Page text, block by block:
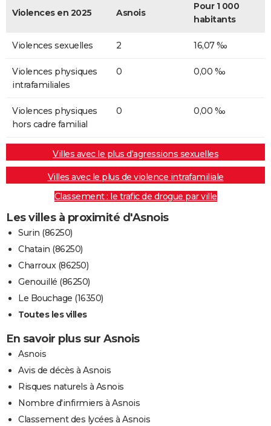
Violences en 2025 Asnois
Pour 1 000
habitants
Violences sexuelles 2 16,07 ‰
Violences physiques
intrafamiliales
0 0,00 ‰
Violences physiques
hors cadre familial
0 0,00 ‰
Villes avec le plus d'agressions sexuelles
Villes avec le plus de violence intrafamiliale
Classement : le trafic de drogue par ville
Les villes à proximité d'Asnois
Surin (86250)
Chatain (86250)
Charroux (86250)
Genouillé (86250)
Le Bouchage (16350)
Toutes les villes
En savoir plus sur Asnois
Asnois
Avis de décès à Asnois
Risques naturels à Asnois
Nombre d'infirmiers à Asnois
Classement des lycées à Asnois